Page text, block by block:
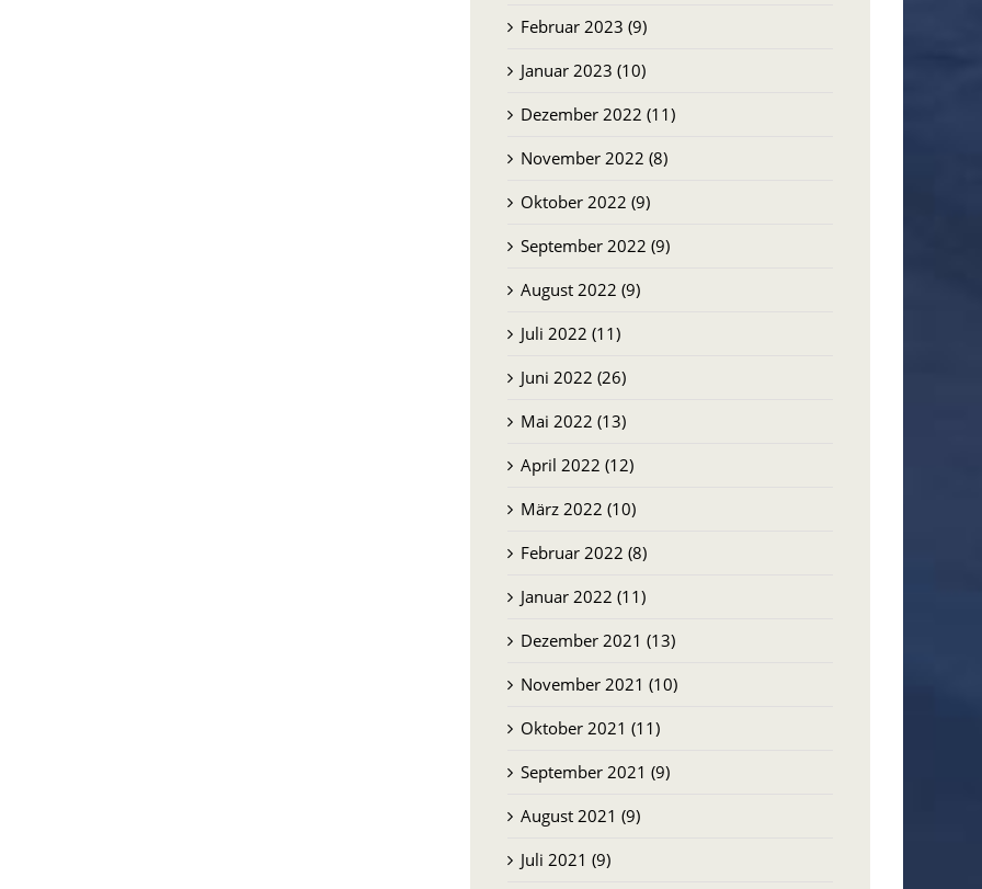
Februar 2023 (9)
Januar 2023 (10)
Dezember 2022 (11)
November 2022 (8)
Oktober 2022 (9)
September 2022 (9)
August 2022 (9)
Juli 2022 (11)
Juni 2022 (26)
Mai 2022 (13)
April 2022 (12)
März 2022 (10)
Februar 2022 (8)
Januar 2022 (11)
Dezember 2021 (13)
November 2021 (10)
Oktober 2021 (11)
September 2021 (9)
August 2021 (9)
Juli 2021 (9)